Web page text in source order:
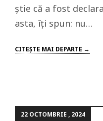
știe că a fost
asta, îți spun: nu…
CITEŞTE MAI DEPARTE →
22 OCTOMBRIE , 2024